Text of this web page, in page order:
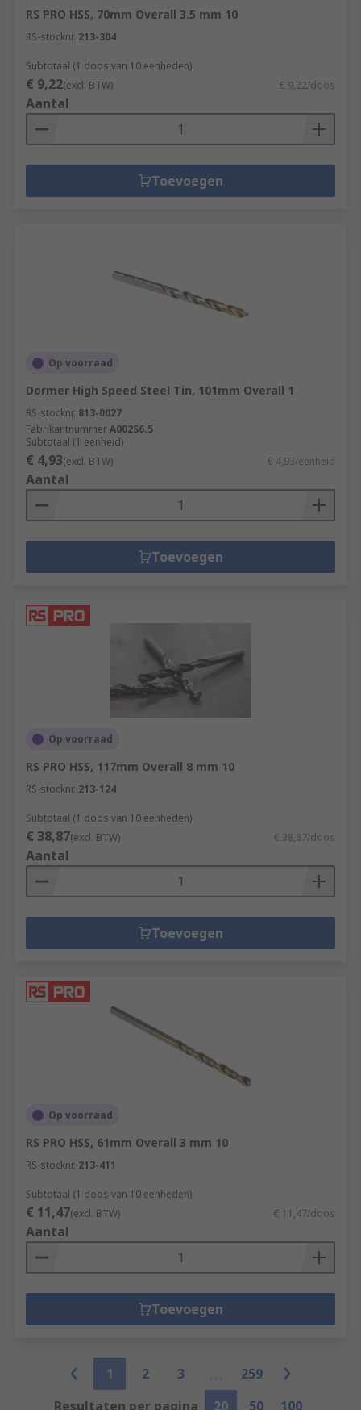
RS PRO HSS, 70mm Overall 3.5 mm 10
RS-stocknr. 213-304
Subtotaal (1 doos van 10 eenheden)
€ 9,22(excl. BTW) € 9,22/doos
Aantal
Toevoegen
Op voorraad
Dormer High Speed Steel Tin, 101mm Overall 1
RS-stocknr. 813-0027
FabrikantnummerA002S6.5
Subtotaal (1 eenheid)
€ 4,93(excl. BTW) € 4,93/eenheid
Aantal
Toevoegen
Op voorraad
RS PRO HSS, 117mm Overall 8 mm 10
RS-stocknr. 213-124
Subtotaal (1 doos van 10 eenheden)
€ 38,87(excl. BTW) € 38,87/doos
Aantal
Toevoegen
Op voorraad
RS PRO HSS, 61mm Overall 3 mm 10
RS-stocknr. 213-411
Subtotaal (1 doos van 10 eenheden)
€ 11,47(excl. BTW) € 11,47/doos
Aantal
Toevoegen
1 2 3
259
Resultaten per pagina
20 50 100